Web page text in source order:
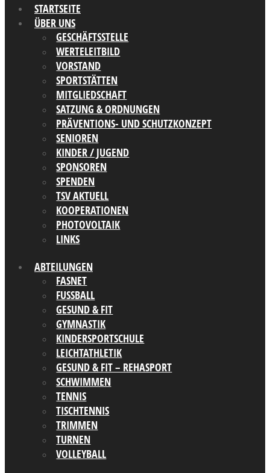
STARTSEITE
ÜBER UNS
GESCHÄFTSSTELLE
WERTELEITBILD
VORSTAND
SPORTSTÄTTEN
MITGLIEDSCHAFT
SATZUNG & ORDNUNGEN
PRÄVENTIONS- UND SCHUTZKONZEPT
SENIOREN
KINDER / JUGEND
SPONSOREN
SPENDEN
TSV AKTUELL
KOOPERATIONEN
PHOTOVOLTAIK
LINKS
ABTEILUNGEN
FASNET
FUSSBALL
GESUND & FIT
GYMNASTIK
KINDERSPORTSCHULE
LEICHTATHLETIK
GESUND & FIT – REHASPORT
SCHWIMMEN
TENNIS
TISCHTENNIS
TRIMMEN
TURNEN
VOLLEYBALL